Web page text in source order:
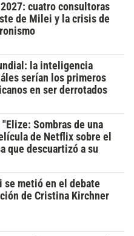
cuatro consultoras
de Milei y la crisis de
la inteligencia
serían los primeros
en ser derrotados
Sombras de una
de Netflix sobre el
que descuartizó a su
se metió en el debate
de Cristina Kirchner